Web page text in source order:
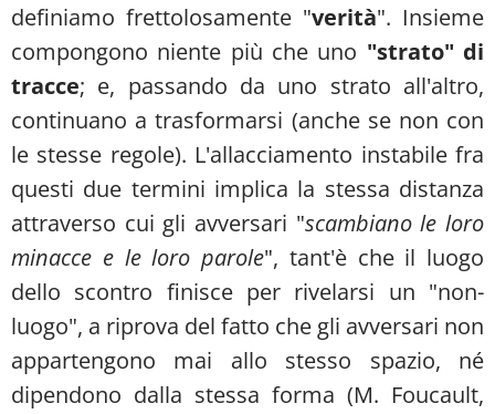
definiamo frettolosamente "verità". Insieme
compongono niente più che uno "strato" di
tracce; e, passando da uno strato all'altro,
continuano a trasformarsi (anche se non con
le stesse regole). L'allacciamento instabile fra
questi due termini implica la stessa distanza
attraverso cui gli avversari "scambiano le loro
minacce e le loro parole", tant'è che il luogo
dello scontro finisce per rivelarsi un "non-
luogo", a riprova del fatto che gli avversari non
appartengono mai allo stesso spazio, né
dipendono dalla stessa forma (M. Foucault,